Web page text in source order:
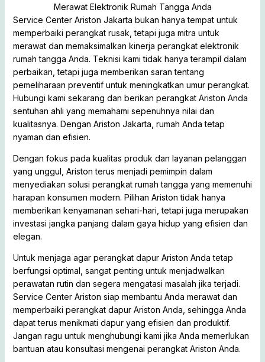
Merawat Elektronik Rumah Tangga Anda
Service Center Ariston Jakarta bukan hanya tempat untuk
memperbaiki perangkat rusak, tetapi juga mitra untuk
merawat dan memaksimalkan kinerja perangkat elektronik
rumah tangga Anda. Teknisi kami tidak hanya terampil dalam
perbaikan, tetapi juga memberikan saran tentang
pemeliharaan preventif untuk meningkatkan umur perangkat.
Hubungi kami sekarang dan berikan perangkat Ariston Anda
sentuhan ahli yang memahami sepenuhnya nilai dan
kualitasnya. Dengan Ariston Jakarta, rumah Anda tetap
nyaman dan efisien.
Dengan fokus pada kualitas produk dan layanan pelanggan
yang unggul, Ariston terus menjadi pemimpin dalam
menyediakan solusi perangkat rumah tangga yang memenuhi
harapan konsumen modern. Pilihan Ariston tidak hanya
memberikan kenyamanan sehari-hari, tetapi juga merupakan
investasi jangka panjang dalam gaya hidup yang efisien dan
elegan.
Untuk menjaga agar perangkat dapur Ariston Anda tetap
berfungsi optimal, sangat penting untuk menjadwalkan
perawatan rutin dan segera mengatasi masalah jika terjadi.
Service Center Ariston siap membantu Anda merawat dan
memperbaiki perangkat dapur Ariston Anda, sehingga Anda
dapat terus menikmati dapur yang efisien dan produktif.
Jangan ragu untuk menghubungi kami jika Anda memerlukan
bantuan atau konsultasi mengenai perangkat Ariston Anda.